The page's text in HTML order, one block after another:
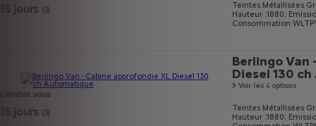
15 jours (3)
Teintes Métallisées
Hauteur :1880;
Consommation
Livrable sous
15 jours (3)
Berlingo Van
Diesel 130
Voir les 4 options
Teintes Métallisées
Hauteur :1880;